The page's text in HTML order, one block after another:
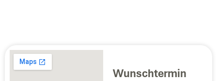
Wunschtermin